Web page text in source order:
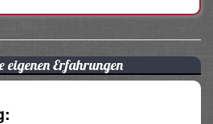
eigenen Erfahrungen